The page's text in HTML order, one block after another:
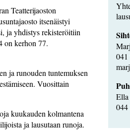
Teatterijaoston
itsenäistyi
ja yhdistys rekisteröitiin
on kerhon 77.
ja runouden tuntemuksen
Vuosittain
kuukauden kolmantena
ja lausutaan runoja.
041
044